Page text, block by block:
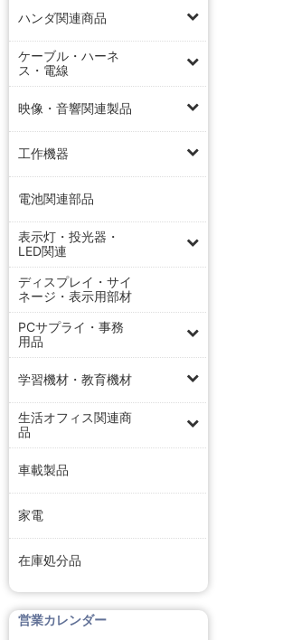
ハンダ関連商品
ケーブル・ハーネ
ス・電線
映像・音響関連製品
工作機器
電池関連部品
表示灯・投光器・
LED関連
ディスプレイ・サイ
ネージ・表示用部材
PCサプライ・事務
用品
学習機材・教育機材
生活オフィス関連商
品
車載製品
家電
在庫処分品
営業カレンダー